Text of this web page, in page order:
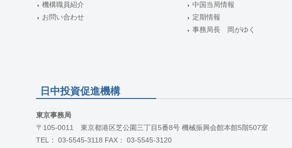
機構職員紹介
お問い合わせ
中国当局情報
定期情報
事務局長 岡がゆく
日中投資促進機構
東京事務局
〒105-0011 東京都港区芝公園三丁目5番8号 機械振興会館本館5階507室
TEL： 03-5545-3118 FAX： 03-5545-3120